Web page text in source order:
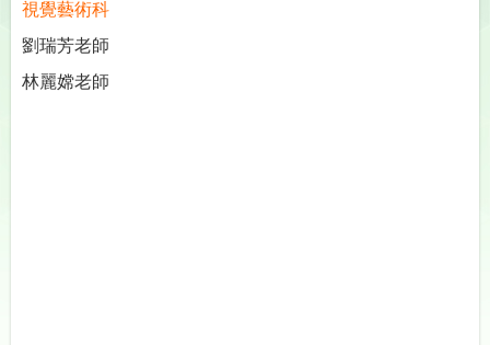
視覺藝術科
劉瑞芳老師
林麗嫦老師